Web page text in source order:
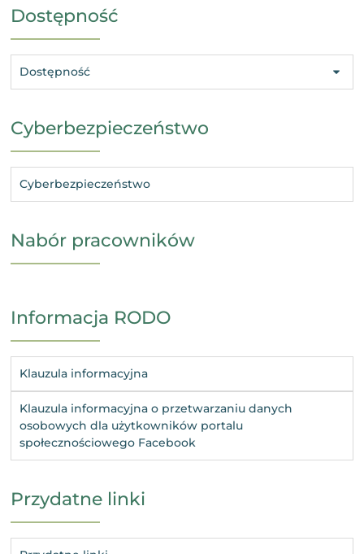
Dostępność
Dostępność
Cyberbezpieczeństwo
Cyberbezpieczeństwo
Nabór pracowników
Informacja RODO
Klauzula informacyjna
Klauzula informacyjna o przetwarzaniu danych
osobowych dla użytkowników portalu
społecznościowego Facebook
Przydatne linki